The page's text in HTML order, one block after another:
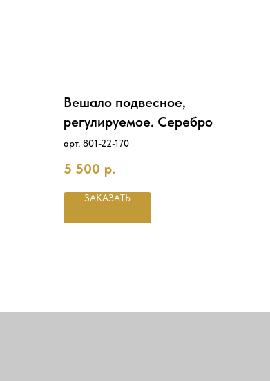
Вешало подвесное,
регулируемое. Серебро
арт. 801-22-170
5 500 р.
ЗАКАЗАТЬ